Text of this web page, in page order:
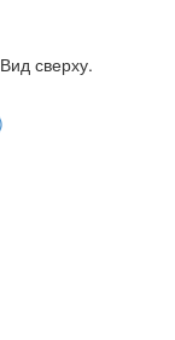
сверху.